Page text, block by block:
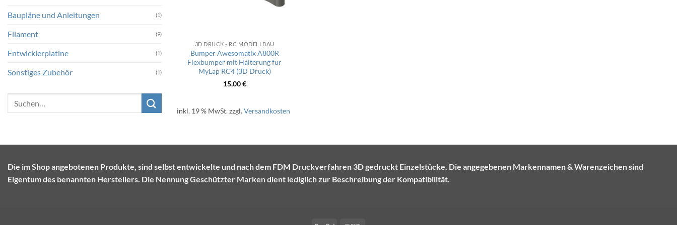
Baupläne und Anleitungen
(1)
Filament (9)
Entwicklerplatine (1)
Sonstiges Zubehör (1)
3D DRUCK - RC MODELLBAU
Bumper Awesomatix A800R
Flexbumper mit Halterung für
MyLap RC4 (3D Druck)
15,00€
inkl. 19 % MwSt.zzgl.Versandkosten
Die im Shop angebotenen Produkte, sind selbst entwickelte und nach dem FDM Druckverfahren 3D gedruckt Einzelstücke. Die angegebenen Markennamen & Warenzeichen sind
Eigentum des benannten Herstellers. Die Nennung Geschützter Marken dient lediglich zur Beschreibung der Kompatibilität.